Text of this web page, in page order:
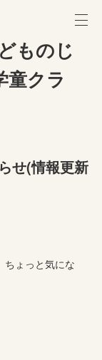
ものじ
クラ
せ(情報更新
ちょっと気にな